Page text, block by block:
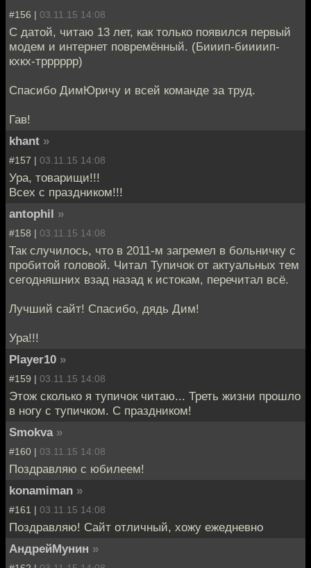
#156 | 03.11.15 14:08
С датой, читаю 13 лет, как только появился первый
модем и интернет повремённый. (Бииип-биииип-
кхкх-трррррр)
Спасибо ДимЮричу и всей команде за труд.
Гав!
khant »
#157 | 03.11.15 14:08
Ура, товарищи!!!
Всех с праздником!!!
antophil »
#158 | 03.11.15 14:08
Так случилось, что в 2011-м загремел в больничку с
пробитой головой. Читал Тупичок от актуальных тем
сегодняшних взад назад к истокам, перечитал всё.
Лучший сайт! Спасибо, дядь Дим!
Ура!!!
Player10 »
#159 | 03.11.15 14:08
Этож сколько я тупичок читаю... Треть жизни прошло
в ногу с тупичком. С праздником!
Smokva »
#160 | 03.11.15 14:08
Поздравляю с юбилеем!
konamiman »
#161 | 03.11.15 14:08
Поздравляю! Сайт отличный, хожу ежедневно
АндрейМунин »